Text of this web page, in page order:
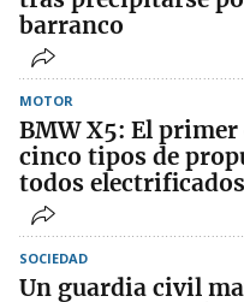
barranco
MOTOR
BMW X5: El primer
cinco tipos de
todos electrificados
SOCIEDAD
Un guardia civil